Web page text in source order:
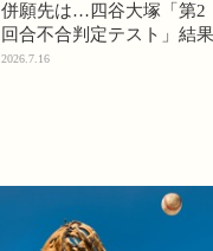
併願先は…四谷大塚「第2
回合不合判定テスト」結果
2026.7.16